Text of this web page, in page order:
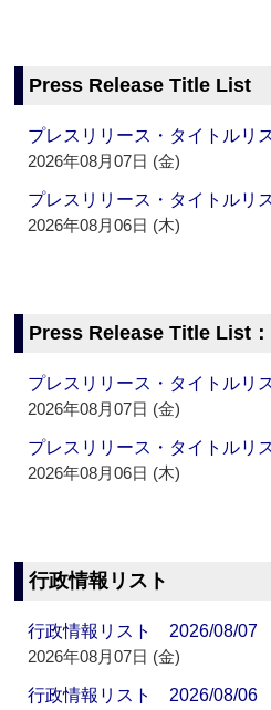
Press Release Title List
プレスリリース・タイトル
2026年08月07日 (金)
プレスリリース・タイトル
2026年08月06日 (木)
Press Release Title List
プレスリリース・タイトル
2026年08月07日 (金)
プレスリリース・タイトル
2026年08月06日 (木)
行政情報リスト
行政情報リスト 2026/08/07
2026年08月07日 (金)
行政情報リスト 2026/08/06